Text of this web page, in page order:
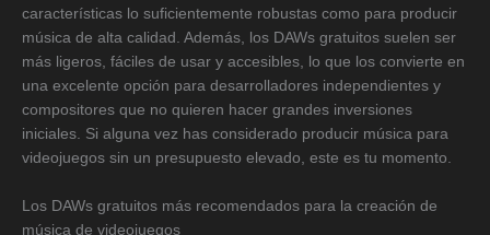
características lo suficientemente robustas como para producir
música de alta calidad. Además, los DAWs gratuitos suelen ser
más ligeros, fáciles de usar y accesibles, lo que los convierte en
una excelente opción para desarrolladores independientes y
compositores que no quieren hacer grandes inversiones
iniciales. Si alguna vez has considerado producir música para
videojuegos sin un presupuesto elevado, este es tu momento.
Los DAWs gratuitos más recomendados para la creación de
música de videojuegos